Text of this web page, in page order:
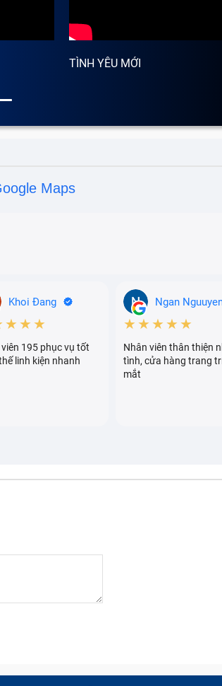
TÌNH YÊU MỚI
Maps
Khoi Đang
195 phục vụ tốt
linh kiện nhanh
Ngan
★★★★★
Nhân viên thân thiện
tình, cửa hàng trang
mắt